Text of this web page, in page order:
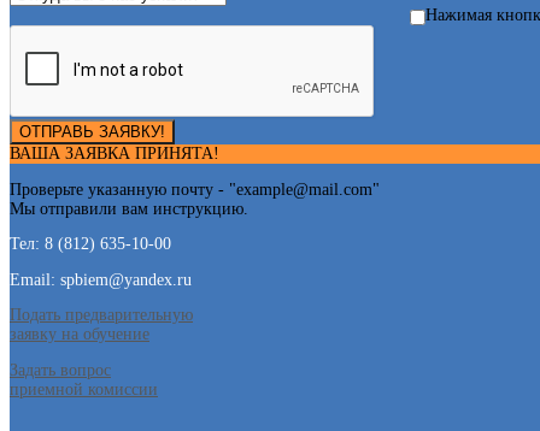
Нажимая
ОТПРАВЬ ЗАЯВКУ!
ВАША ЗАЯВКА ПРИНЯТА!
Проверьте указанную почту - "example@mail.com"
Мы отправили вам инструкцию.
Тел: 8 (812) 635-10-00
Email: spbiem@yandex.ru
Подать предварительную
заявку на обучение
Задать вопрос
приемной комиссии